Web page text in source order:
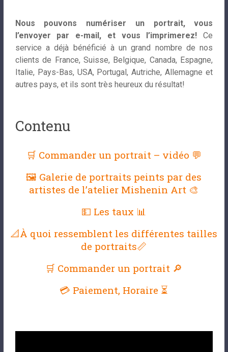
Nous pouvons numériser un portrait, vous
l’envoyer par e-mail, et vous l’imprimerez!Ce
service a déjà bénéficié à un grand nombre de nos
clients de France, Suisse, Belgique, Canada, Espagne,
Italie, Pays-Bas, USA, Portugal, Autriche, Allemagne et
autres pays, et ils sont très heureux du résultat!
Contenu
🛒 Commander un portrait – vidéo 💬
🖼 Galerie de portraits peints par des
artistes de l’atelier Mishenin Art 🎨
💵 Les taux 📊
📐À quoi ressemblent les différentes tailles
de portraits📏
🛒 Commander un portrait 🔎
💳 Paiement, Horaire ⏳